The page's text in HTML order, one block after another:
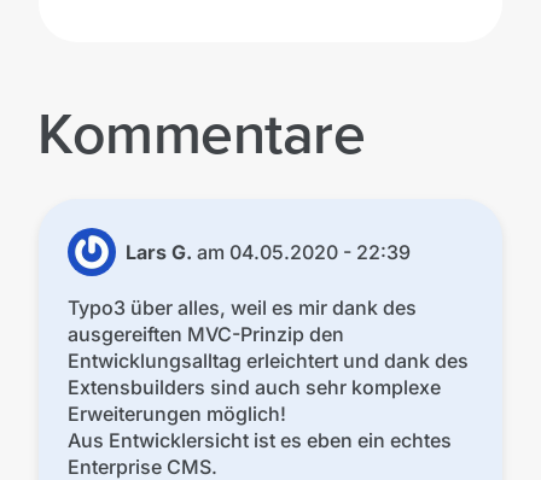
Kommentare
Lars G. am 04.05.2020 - 22:39
Typo3 über alles, weil es mir dank des
ausgereiften MVC-Prinzip den
Entwicklungsalltag erleichtert und dank des
Extensbuilders sind auch sehr komplexe
Erweiterungen möglich!
Aus Entwicklersicht ist es eben ein echtes
Enterprise CMS.